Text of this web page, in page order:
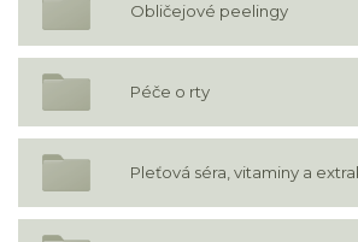
Obličejové peelingy
Péče o rty
Pleťová séra, vitaminy a